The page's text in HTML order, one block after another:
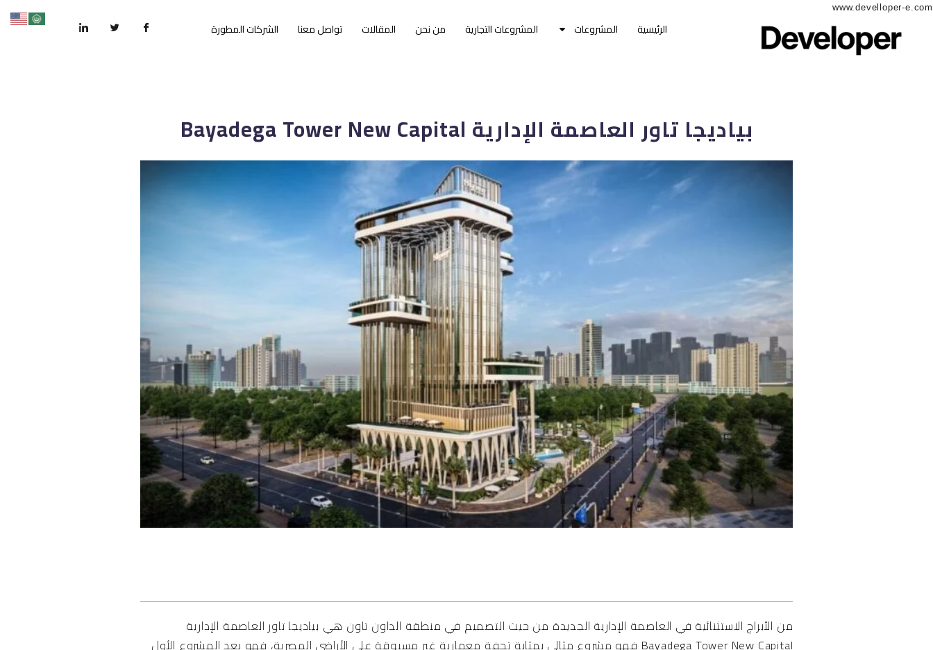
www.develloper-e.com
الرئيسية المشروعات المشروعات التجارية من نحن المقالات تواصل معنا الشركات المطورة
بياديجا تاور العاصمة الإدارية Bayadega Tower New Capital
من الأبراج الاستثنائية في العاصمة الإدارية الجديدة من حيث التصميم في منطقة الداون تاون هي بياديجا تاور العاصمة الإدارية
Bayadega Tower New Capital فهو مشروع مثالي بمثابة تحفة معمارية غير مسبوقة على الأراضي المصرية، فهو يعد المشروع الأول